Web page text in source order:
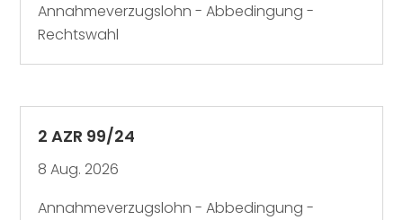
Annahmeverzugslohn - Abbedingung -
Rechtswahl
2 AZR 99/24
8 Aug. 2026
Annahmeverzugslohn - Abbedingung -